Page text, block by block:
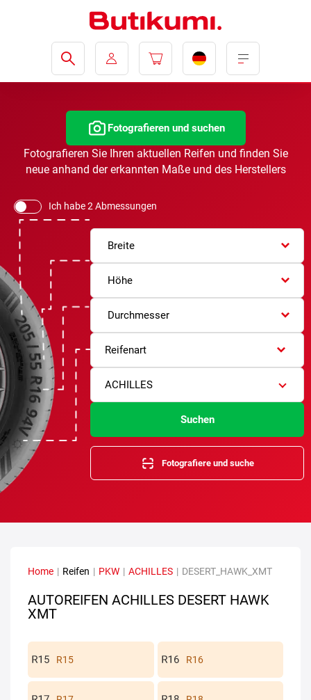
Fotografieren und suchen
Fotografieren Sie Ihren aktuellen Reifen und finden Sie
neue anhand der erkannten Maße und des Herstellers
Ich habe 2 Abmessungen
Breite
Höhe
Durchmesser
Reifenart
ACHILLES
Suchen
Fotografiere und suche
Home | Reifen | PKW | ACHILLES | DESERT_HAWK_XMT
AUTOREIFEN ACHILLES DESERT HAWK
XMT
R15 R16